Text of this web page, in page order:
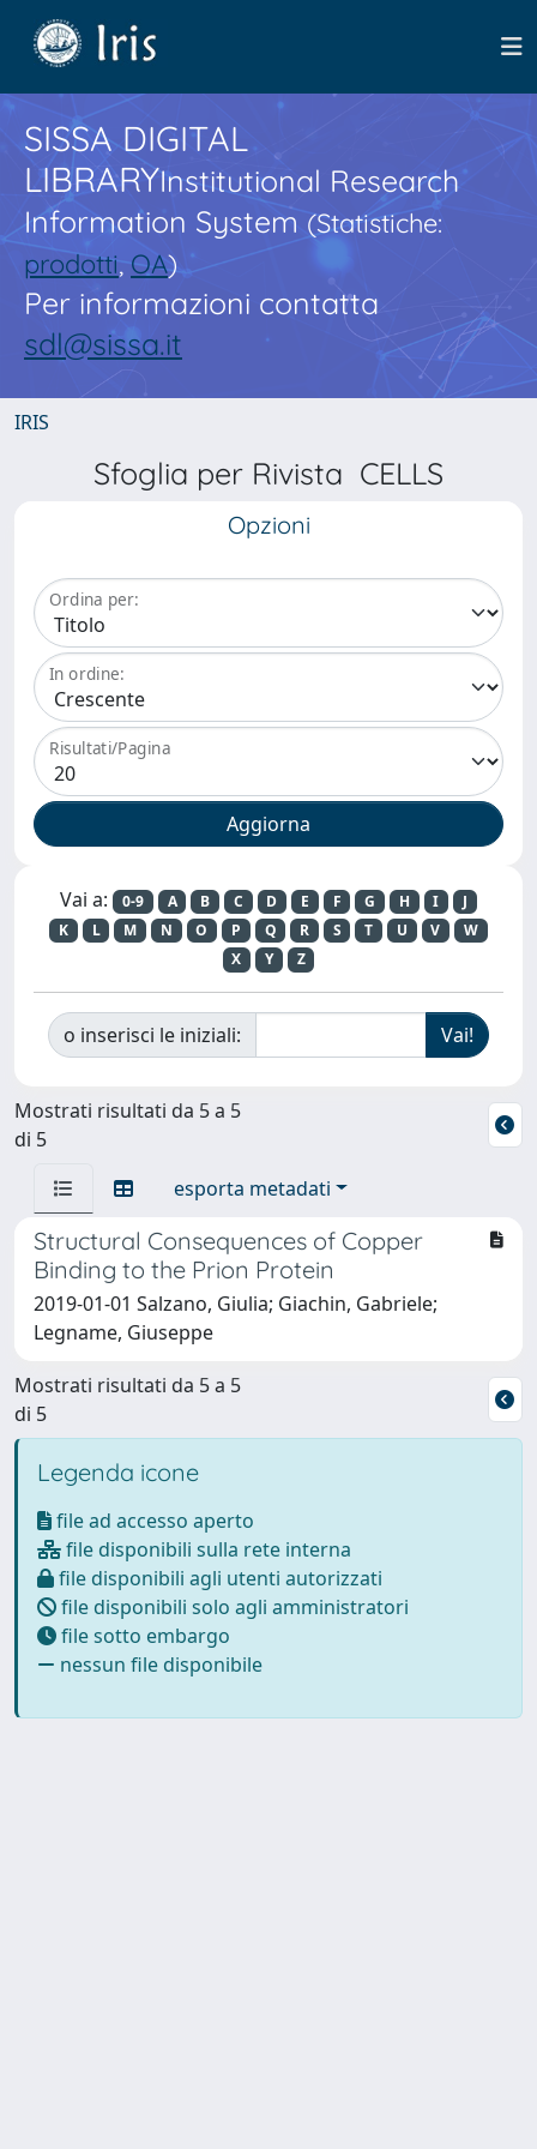
SISSA DIGITAL
LIBRARYInstitutional Research
Information System(Statistiche:
prodotti,OA)
Per informazioni contatta
sdl@sissa.it
IRIS
Sfoglia per Rivista CELLS
Opzioni
Ordina per:
In ordine:
Risultati/Pagina
Vai a: 0-9 A B C D E F G H I
J
K
L M N O P Q R S T U V
W
X
Y Z
o inserisci le iniziali:
Mostrati risultati da 5 a 5
di 5
esporta metadati
Structural Consequences of Copper
Binding to the Prion Protein
2019-01-01 Salzano, Giulia; Giachin, Gabriele;
Legname, Giuseppe
Mostrati risultati da 5 a 5
di 5
Legenda icone
file ad accesso aperto
file disponibili sulla rete interna
file disponibili agli utenti autorizzati
file disponibili solo agli amministratori
file sotto embargo
nessun file disponibile